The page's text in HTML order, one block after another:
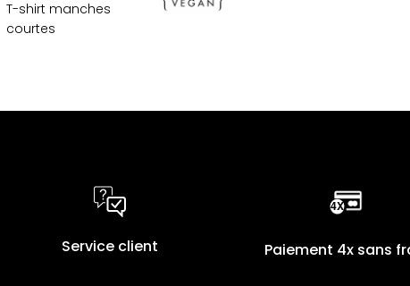
T-shirt manches
courtes
Service client Paiement 4x sans